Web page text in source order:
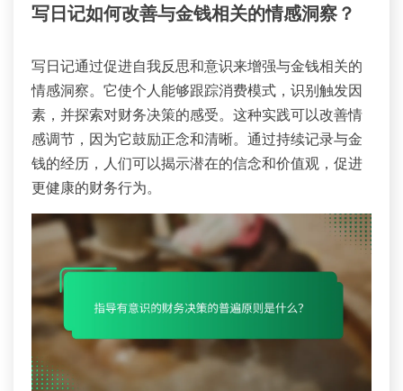
写日记如何改善与金钱相关的情感洞察？
写日记通过促进自我反思和意识来增强与金钱相关的
情感洞察。它使个人能够跟踪消费模式，识别触发因
素，并探索对财务决策的感受。这种实践可以改善情
感调节，因为它鼓励正念和清晰。通过持续记录与金
钱的经历，人们可以揭示潜在的信念和价值观，促进
更健康的财务行为。